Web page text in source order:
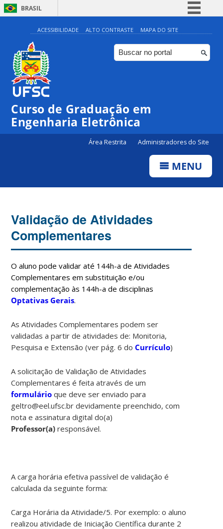
BRASIL
Simplifique!
Comunica BR
Participe
Canais
ACESSIBILIDADE ALTO CONTRASTE MAPA DO SITE
Curso de Graduação em
Engenharia Eletrônica
Área Restrita Administradores do Site
MENU
Validação de Atividades
Complementares
O aluno pode validar até 144h-a de Atividades
Complementares em substituição e/ou
complementação às 144h-a de disciplinas
Optativas Gerais.
As Atividades Complementares podem ser
validadas a partir de atividades de: Monitoria,
Pesquisa e Extensão (ver pág. 6 doCurrículo)
A solicitação de Validação de Atividades
Complementares é feita através de um
formulário que deve ser enviado para
geltro@eel.ufsc.br devidamente preenchido, com
nota e assinatura digital do(a)
Professor(a) responsável.
A carga horária efetiva passível de validação é
calculada da seguinte forma:
Carga Horária da Atividade/5. Por exemplo: o aluno
realizou atividade de Iniciação Científica durante 2